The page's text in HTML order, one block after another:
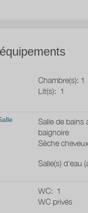
Chambre(s): 1
Lit(s): 1
Salle de bains
baignoire
Sèche cheveux
Salle(s) d'eau
WC: 1
WC privés